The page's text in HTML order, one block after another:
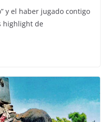
y el haber jugado contigo
highlight de